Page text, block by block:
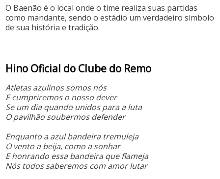
O Baenão é o local onde o time realiza suas partidas
como mandante, sendo o estádio um verdadeiro símbolo
de sua história e tradição.
Hino Oficial do Clube do Remo
Atletas azulinos somos nós
E cumpriremos o nosso dever
Se um dia quando unidos para a luta
O pavilhão soubermos defender
Enquanto a azul bandeira tremuleja
O vento a beija, como a sonhar
E honrando essa bandeira que flameja
Nós todos saberemos com amor lutar